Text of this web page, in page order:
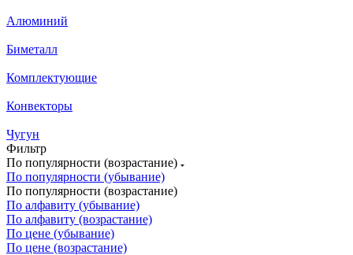
Алюминий
Биметалл
Комплектующие
Конвекторы
Чугун
Фильтр
По популярности (возрастание)
По популярности (убывание)
По популярности (возрастание)
По алфавиту (убывание)
По алфавиту (возрастание)
По цене (убывание)
По цене (возрастание)